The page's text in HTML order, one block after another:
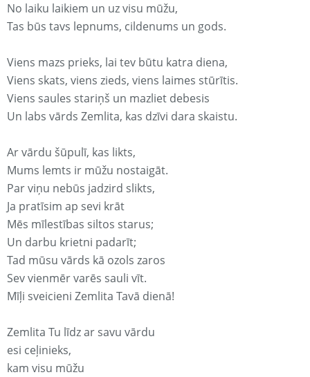
No laiku laikiem un uz visu mūžu,
Tas būs tavs lepnums, cildenums un gods.
Viens mazs prieks, lai tev būtu katra diena,
Viens skats, viens zieds, viens laimes stūrītis.
Viens saules stariņš un mazliet debesis
Un labs vārds Zemlita, kas dzīvi dara skaistu.
Ar vārdu šūpulī, kas likts,
Mums lemts ir mūžu nostaigāt.
Par viņu nebūs jadzird slikts,
Ja pratīsim ap sevi krāt
Mēs mīlestības siltos starus;
Un darbu krietni padarīt;
Tad mūsu vārds kā ozols zaros
Sev vienmēr varēs sauli vīt.
Mīļi sveicieni Zemlita Tavā dienā!
Zemlita Tu līdz ar savu vārdu
esi ceļinieks,
kam visu mūžu